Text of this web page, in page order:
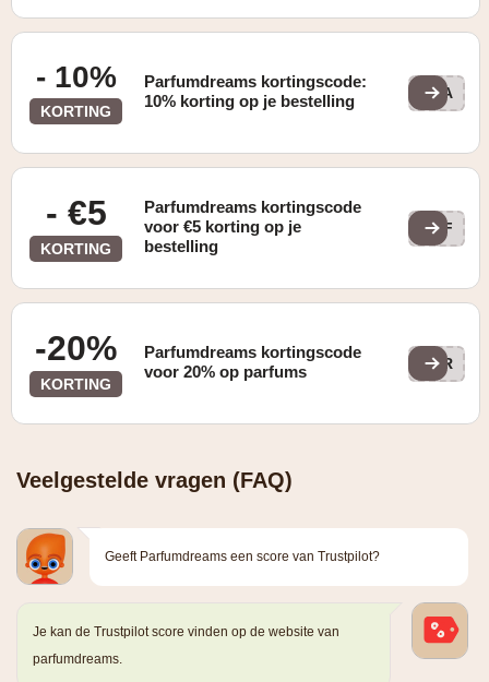
- 10%
KORTING
Parfumdreams kortingscode:
10% korting op je bestelling
PDA
- €5
KORTING
Parfumdreams kortingscode
voor €5 korting op je
bestelling
AFF
-20%
KORTING
Parfumdreams kortingscode
voor 20% op parfums
PAR
Veelgestelde vragen (FAQ)
Geeft Parfumdreams een score van Trustpilot?
Je kan de Trustpilot score vinden op de website van
parfumdreams.